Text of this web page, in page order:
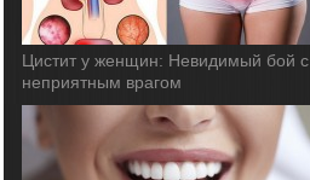
Цистит у женщин: Невидимый бой с
неприятным врагом